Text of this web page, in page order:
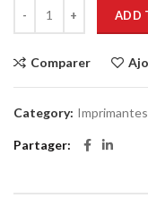
ADD
Comparer
Category: Imprimantes
Partager